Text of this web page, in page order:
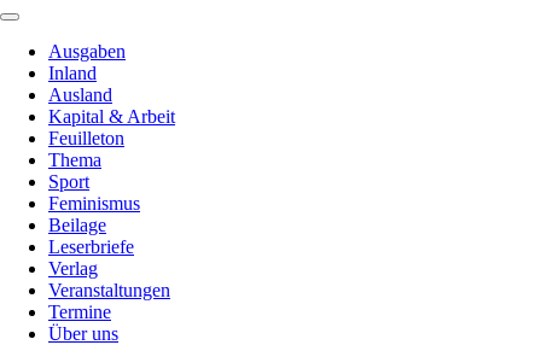
Ausgaben
Inland
Ausland
Kapital & Arbeit
Feuilleton
Thema
Sport
Feminismus
Beilage
Leserbriefe
Verlag
Veranstaltungen
Termine
Über uns